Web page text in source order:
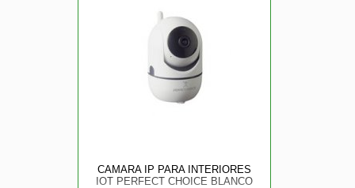
CAMARA IP PARA INTERIORES
IOT PERFECT CHOICE BLANCO